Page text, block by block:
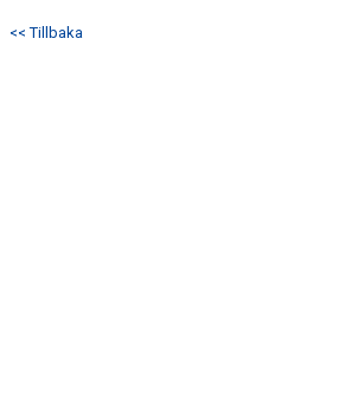
<< Tillbaka